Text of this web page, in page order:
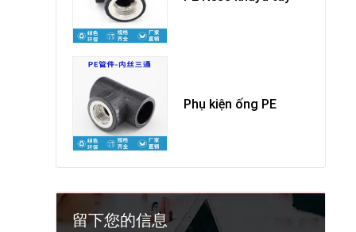
Phụ kiện ống PE
留下您的信息